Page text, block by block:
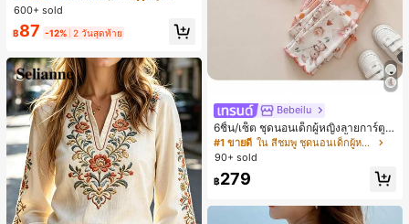
สำหรับผู้หญิง, ของขวัญสำหรับเธอ
600+ sold
฿87 -12% 2 วันสุดท้าย
Bebeilu
6ชิ้น/เซ็ต ชุดนอนเด็กผู้หญิงลายการ์ตูน
หมีและดอกไม้ คอกลม แขนสั้น กางเกง
ขาสั้น ขอบระบาย สวมใส่สบาย
#1 ขายดี
ใน สีชมพู ชุดนอนเด็กผู้หญิง
90+ sold
฿279